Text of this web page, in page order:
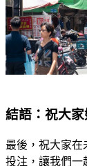
結語：祝大家
最後，祝大家在
投注，讓我們一